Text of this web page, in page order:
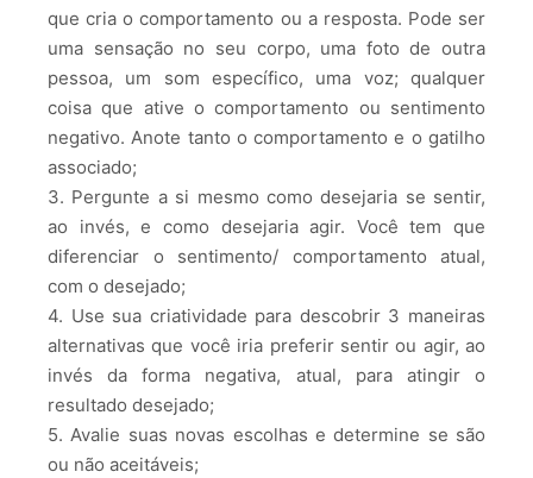
que cria o comportamento ou a resposta. Pode ser
uma sensação no seu corpo, uma foto de outra
pessoa, um som específico, uma voz; qualquer
coisa que ative o comportamento ou sentimento
negativo. Anote tanto o comportamento e o gatilho
associado;
3. Pergunte a si mesmo como desejaria se sentir,
ao invés, e como desejaria agir. Você tem que
diferenciar o sentimento/ comportamento atual,
com o desejado;
4. Use sua criatividade para descobrir 3 maneiras
alternativas que você iria preferir sentir ou agir, ao
invés da forma negativa, atual, para atingir o
resultado desejado;
5. Avalie suas novas escolhas e determine se são
ou não aceitáveis;